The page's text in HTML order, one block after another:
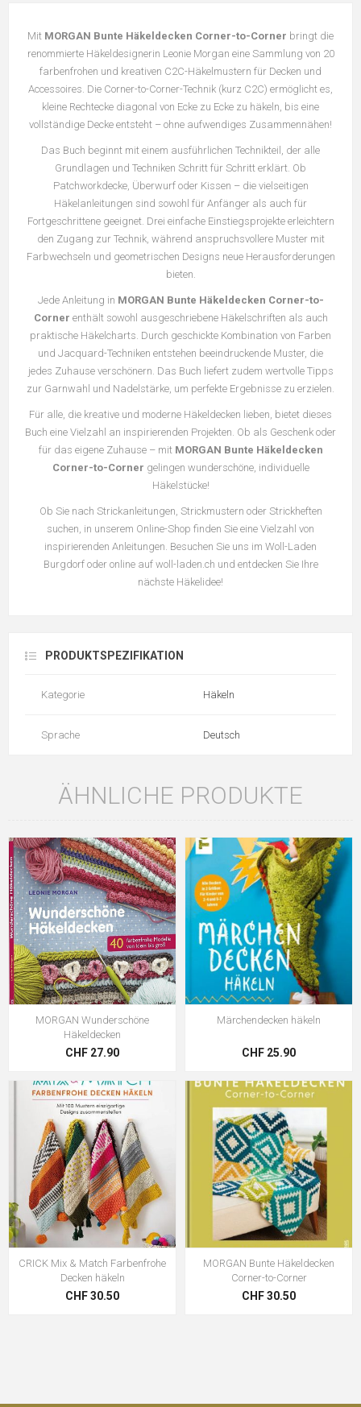
Mit MORGAN Bunte Häkeldecken Corner-to-Corner bringt die
renommierte Häkeldesignerin Leonie Morgan eine Sammlung von 20
farbenfrohen und kreativen C2C-Häkelmustern für Decken und
Accessoires. Die Corner-to-Corner-Technik (kurz C2C) ermöglicht es,
kleine Rechtecke diagonal von Ecke zu Ecke zu häkeln, bis eine
vollständige Decke entsteht – ohne aufwendiges Zusammennähen!
Das Buch beginnt mit einem ausführlichen Technikteil, der alle
Grundlagen und Techniken Schritt für Schritt erklärt. Ob
Patchworkdecke, Überwurf oder Kissen – die vielseitigen
Häkelanleitungen sind sowohl für Anfänger als auch für
Fortgeschrittene geeignet. Drei einfache Einstiegsprojekte erleichtern
den Zugang zur Technik, während anspruchsvollere Muster mit
Farbwechseln und geometrischen Designs neue Herausforderungen
bieten.
Jede Anleitung in MORGAN Bunte Häkeldecken Corner-to-
Corner enthält sowohl ausgeschriebene Häkelschriften als auch
praktische Häkelcharts. Durch geschickte Kombination von Farben
und Jacquard-Techniken entstehen beeindruckende Muster, die
jedes Zuhause verschönern. Das Buch liefert zudem wertvolle Tipps
zur Garnwahl und Nadelstärke, um perfekte Ergebnisse zu erzielen.
Für alle, die kreative und moderne Häkeldecken lieben, bietet dieses
Buch eine Vielzahl an inspirierenden Projekten. Ob als Geschenk oder
für das eigene Zuhause – mit MORGAN Bunte Häkeldecken
Corner-to-Corner gelingen wunderschöne, individuelle
Häkelstücke!
Ob Sie nach Strickanleitungen, Strickmustern oder Strickheften
suchen, in unserem Online-Shop finden Sie eine Vielzahl von
inspirierenden Anleitungen. Besuchen Sie uns im Woll-Laden
Burgdorf oder online auf woll-laden.ch und entdecken Sie Ihre
nächste Häkelidee!
PRODUKTSPEZIFIKATION
Kategorie Häkeln
Sprache Deutsch
ÄHNLICHE PRODUKTE
MORGAN Wunderschöne
Häkeldecken
CHF 27.90
Märchendecken häkeln
CHF 25.90
CRICK Mix & Match Farbenfrohe
Decken häkeln
CHF 30.50
MORGAN Bunte Häkeldecken
Corner-to-Corner
CHF 30.50